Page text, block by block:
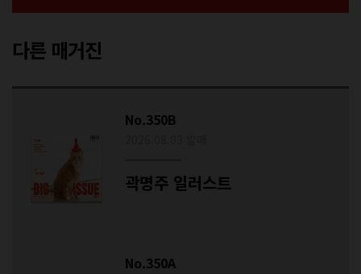
다른 매거진
No.350B
곽명주 일러스트
No.350A